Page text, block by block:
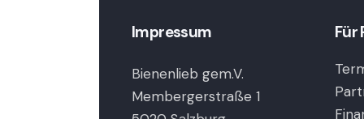
Impressum
Bienenlieb gem.V.
Membergerstraße 1
Für